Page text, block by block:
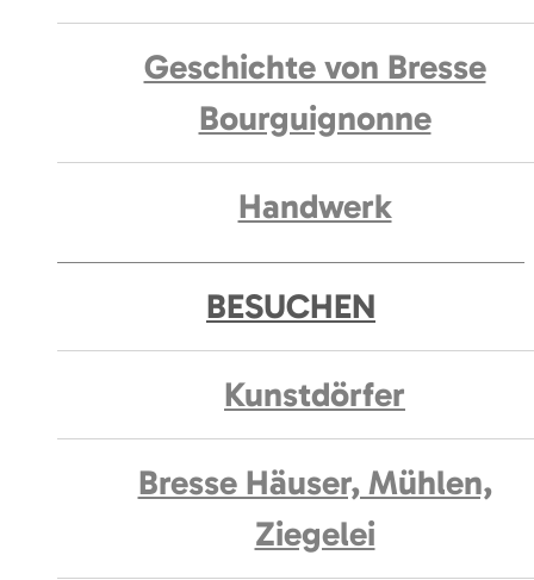
Geschichte von Bresse
Bourguignonne
Handwerk
BESUCHEN
Kunstdörfer
Bresse Häuser, Mühlen,
Ziegelei